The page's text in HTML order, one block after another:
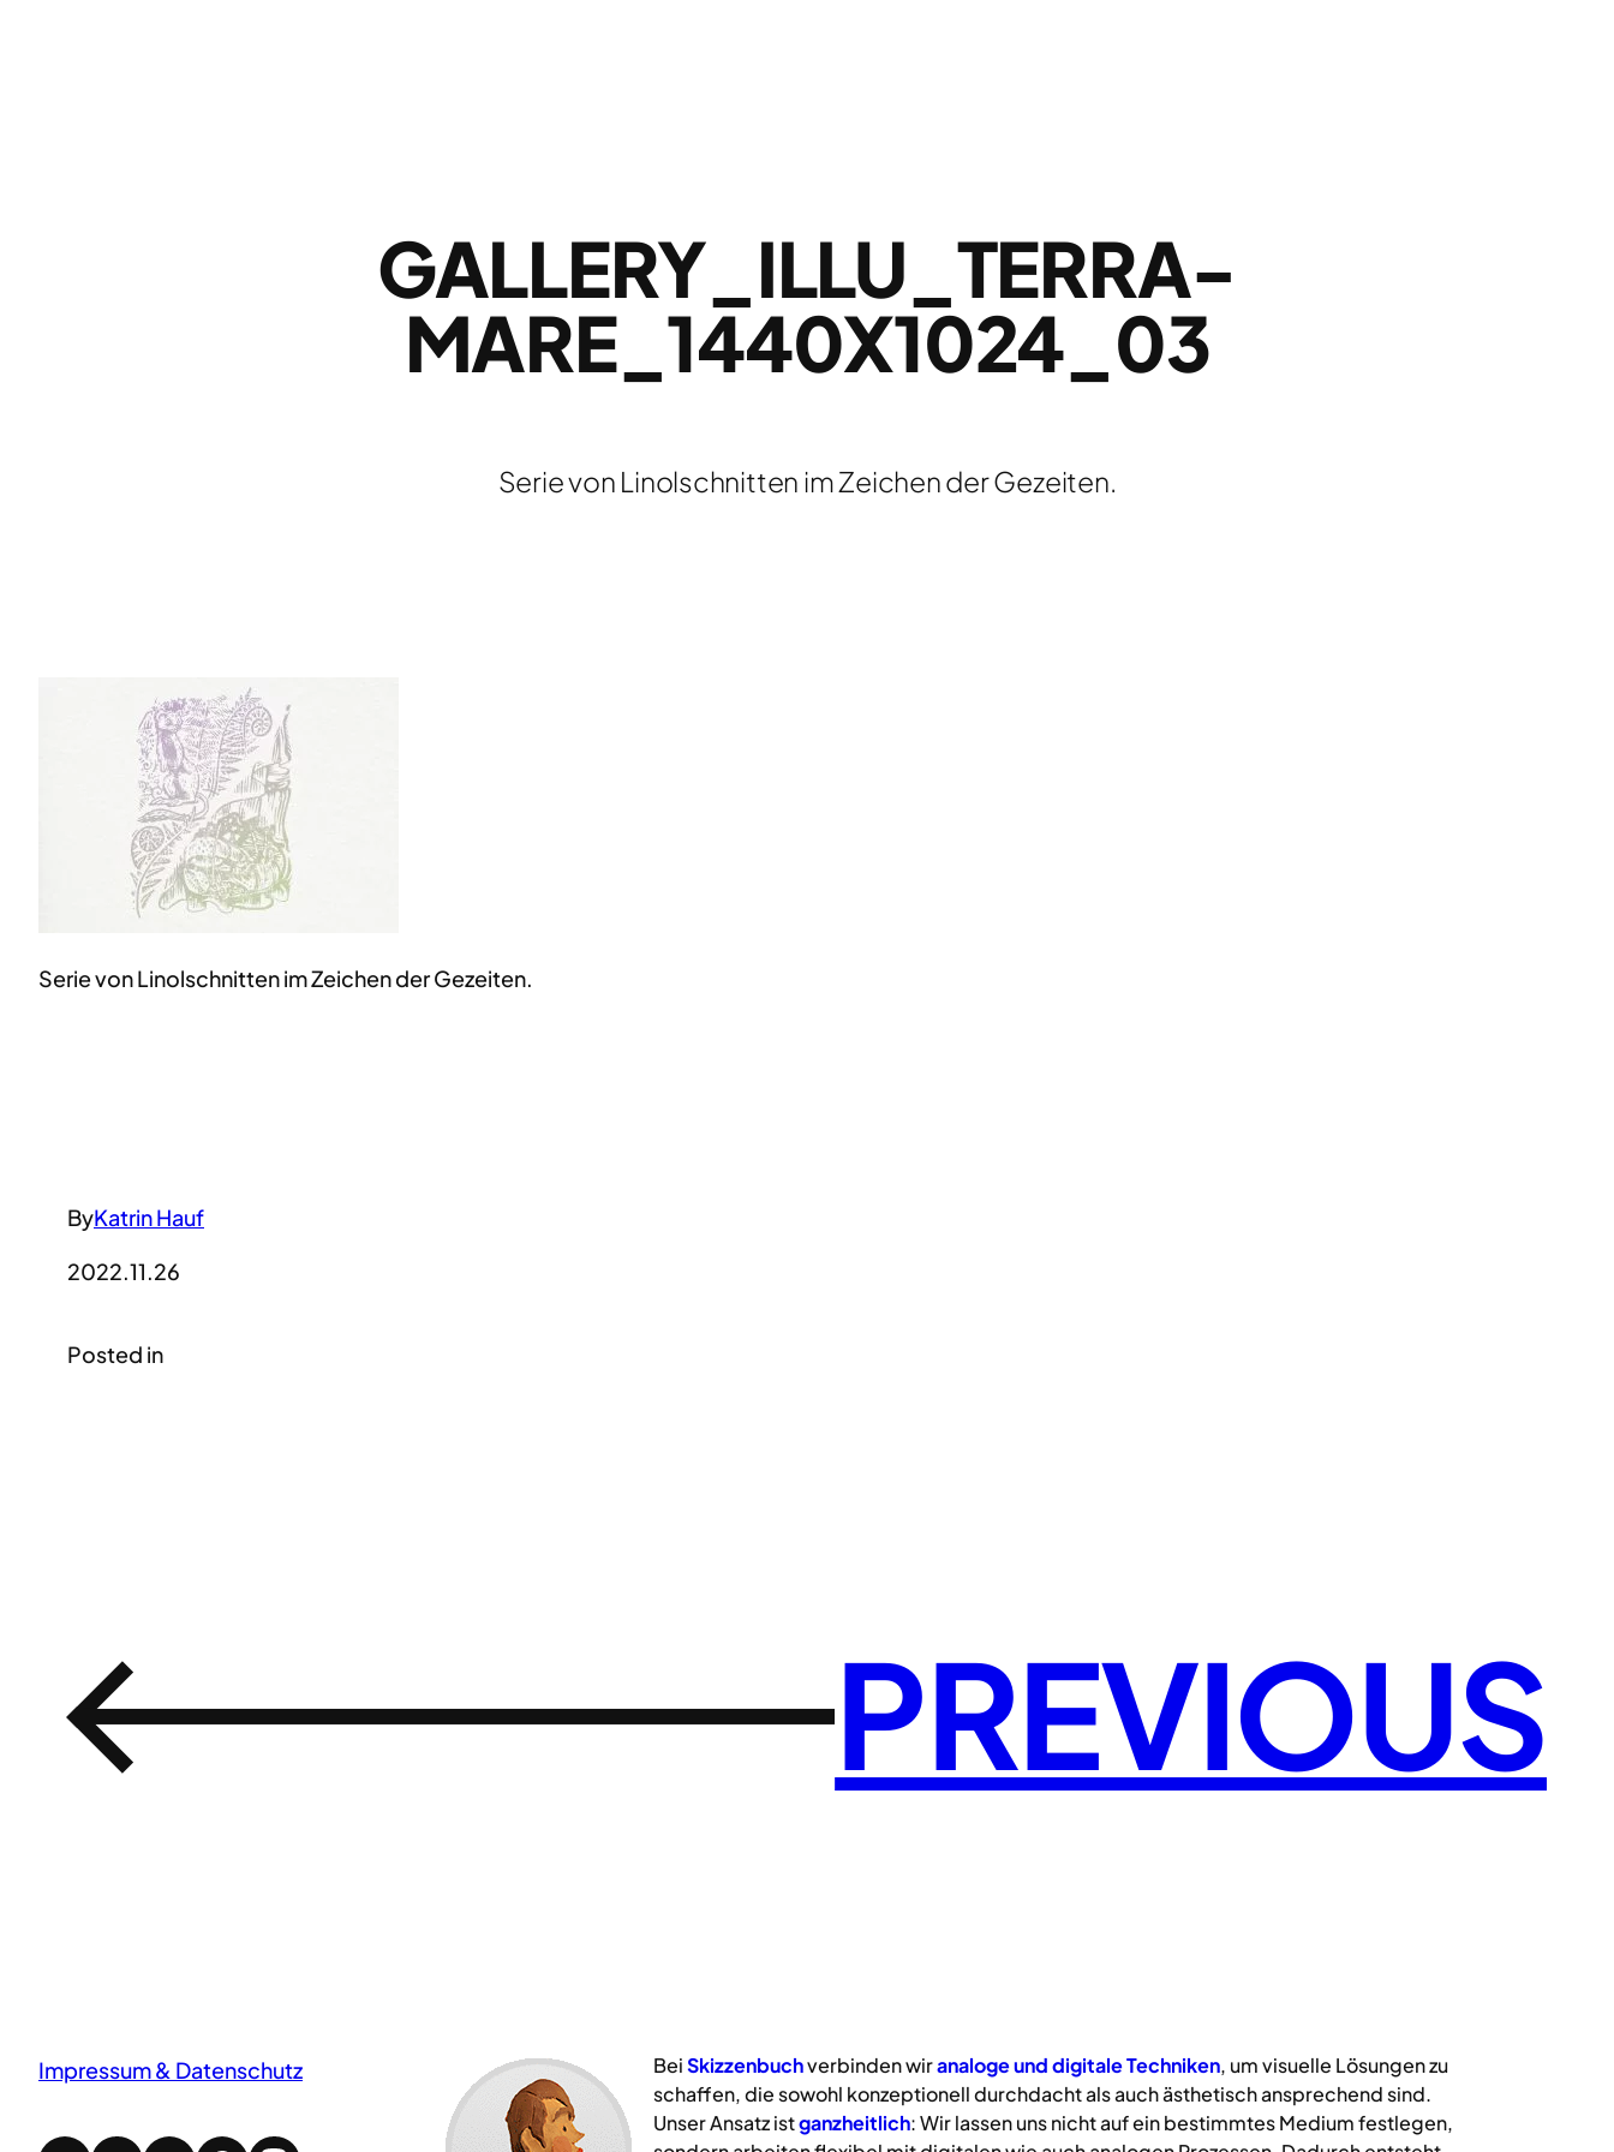
GALLERY_ILLU_TERRA-
MARE_1440X1024_03
Serie von Linolschnitten im Zeichen der Gezeiten.
Serie von Linolschnitten im Zeichen der Gezeiten.
ByKatrin Hauf
2022.11.26
Posted in
← PREVIOUS
Impressum & Datenschutz BeiSkizzenbuchverbinden wiranalogeunddigitaleTechniken, um visuelle Lösungen zu
schaffen, die sowohl konzeptionell durchdacht als auch ästhetisch ansprechend sind.
Unser Ansatz istganzheitlich: Wir lassen uns nicht auf ein bestimmtes Medium festlegen,